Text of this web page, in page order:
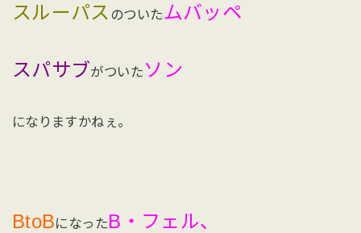
スルーパス のついたムバッペ
スパサブがついた ソン
になりますかねぇ。
BtoBになったB・フェル、